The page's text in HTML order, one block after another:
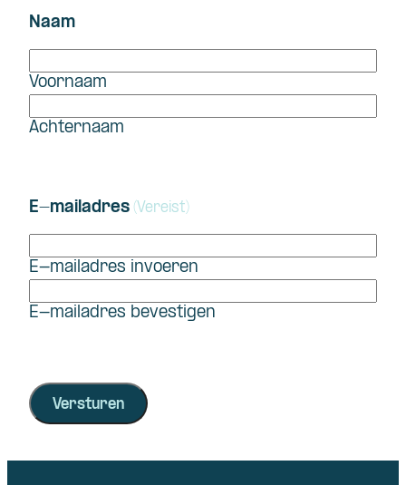
Naam
Voornaam
Achternaam
E-mailadres (Vereist)
E-mailadres invoeren
E-mailadres bevestigen